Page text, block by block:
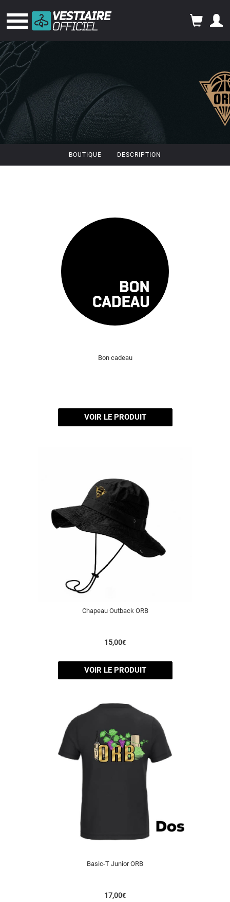
BOUTIQUE DESCRIPTION
Bon cadeau
VOIR LE PRODUIT
Chapeau Outback ORB
15,00€
VOIR LE PRODUIT
Basic-T Junior ORB
17,00€